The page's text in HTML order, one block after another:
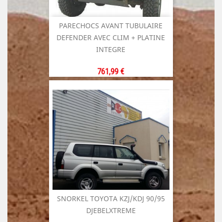
PARECHOCS AVANT TUBULAIRE
DEFENDER AVEC CLIM + PLATINE
INTEGRE
Prix
761,99 €
SNORKEL TOYOTA KZJ/KDJ 90/95
DJEBELXTREME